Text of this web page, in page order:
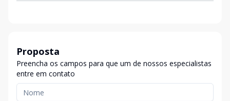
Proposta
Preencha os campos para que um de nossos especialistas
entre em contato